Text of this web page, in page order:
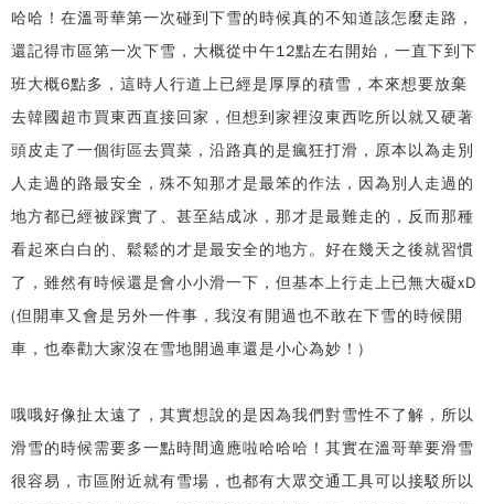
哈哈！在溫哥華第一次碰到下雪的時候真的不知道該怎麼走路，
還記得市區第一次下雪，大概從中午12點左右開始，一直下到下
班大概6點多，這時人行道上已經是厚厚的積雪，本來想要放棄
去韓國超市買東西直接回家，但想到家裡沒東西吃所以就又硬著
頭皮走了一個街區去買菜，沿路真的是瘋狂打滑，原本以為走別
人走過的路最安全，殊不知那才是最笨的作法，因為別人走過的
地方都已經被踩實了、甚至結成冰，那才是最難走的，反而那種
看起來白白的、鬆鬆的才是最安全的地方。好在幾天之後就習慣
了，雖然有時候還是會小小滑一下，但基本上行走上已無大礙xD
(但開車又會是另外一件事，我沒有開過也不敢在下雪的時候開
車，也奉勸大家沒在雪地開過車還是小心為妙！)
哦哦好像扯太遠了，其實想說的是因為我們對雪性不了解，所以
滑雪的時候需要多一點時間適應啦哈哈哈！其實在溫哥華要滑雪
很容易，市區附近就有雪場，也都有大眾交通工具可以接駁所以